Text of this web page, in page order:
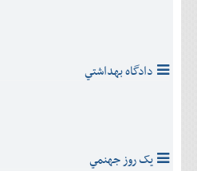
دادگاه بهداشتي
يک روز جهنمي